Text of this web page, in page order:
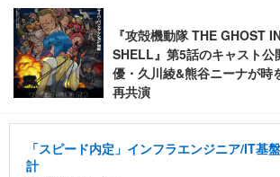
「スピード内定」インフラエンジニア/IT基
計